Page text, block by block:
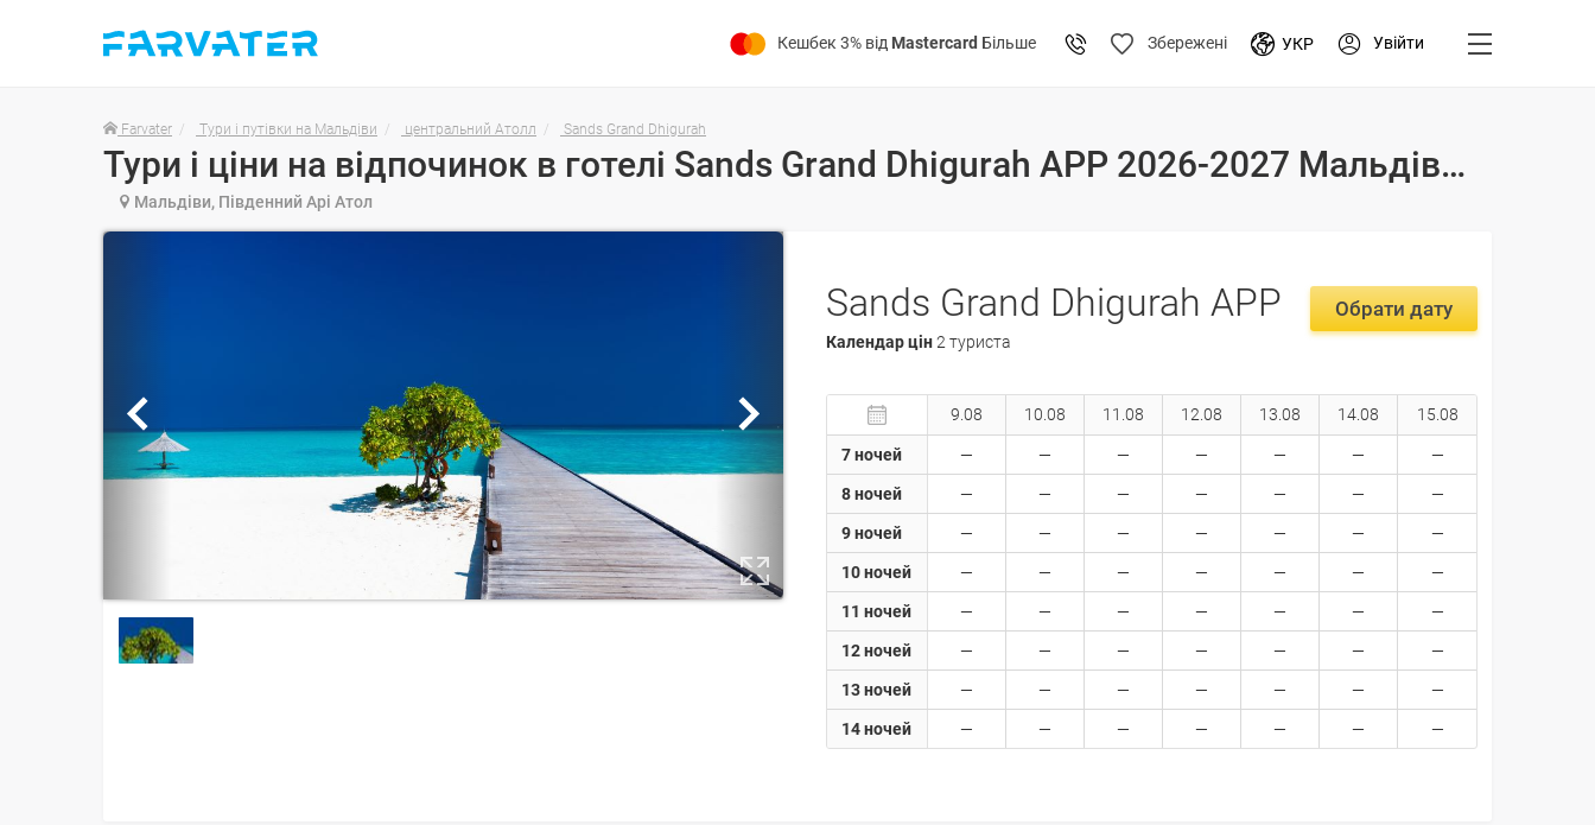
Кешбек 3% від Mastercard Більше Збережені УКР Увійти
Farvater Тури і путівки на Мальдіви центральний Атолл Sands Grand Dhigurah
Тури і ціни на відпочинок в готелі Sands Grand Dhigurah APP 2026-2027 Мальдіви, Південний Арі Атол
Мальдіви, Південний Арі Атол
Sands Grand Dhigurah APP
Календар цін2 туриста
Обрати дату
7 ночей
8 ночей
9 ночей
10 ночей
11 ночей
12 ночей
13 ночей
14 ночей
9.08 10.08 11.08 12.08 13.08 14.08 15.08